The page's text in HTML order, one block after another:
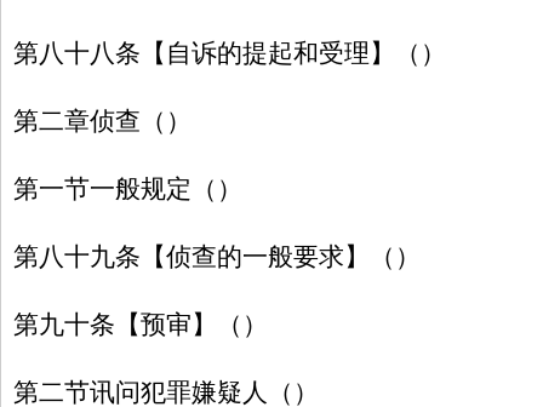
第八十八条【自诉的提起和受理】（）
第二章侦查（）
第一节一般规定（）
第八十九条【侦查的一般要求】（）
第九十条【预审】（）
第二节讯问犯罪嫌疑人（）